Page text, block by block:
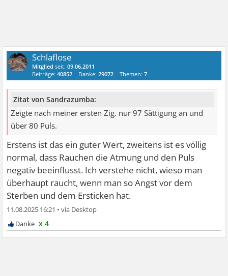
Schlaflose
Mitglied seit:09.06.2011
Beiträge:40852 Danke:29072 Themen:7
Zitat von Sandrazumba:
Zeigte nach meiner ersten Zig. nur 97 Sättigung an und
über 80 Puls.
Erstens ist das ein guter Wert, zweitens ist es völlig
normal, dass Rauchen die Atmung und den Puls
negativ beeinflusst. Ich verstehe nicht, wieso man
überhaupt raucht, wenn man so Angst vor dem
Sterben und dem Ersticken hat.
11.08.2025 16:21 •
x 4